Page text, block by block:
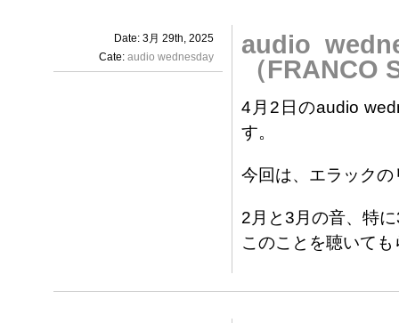
Date: 3月 29th, 2025
Cate: audio wednesday
audio
（FRANCO
4月2日のaudio
す。
今回は、エラック
2月と3月の音、特
このことを聴いて